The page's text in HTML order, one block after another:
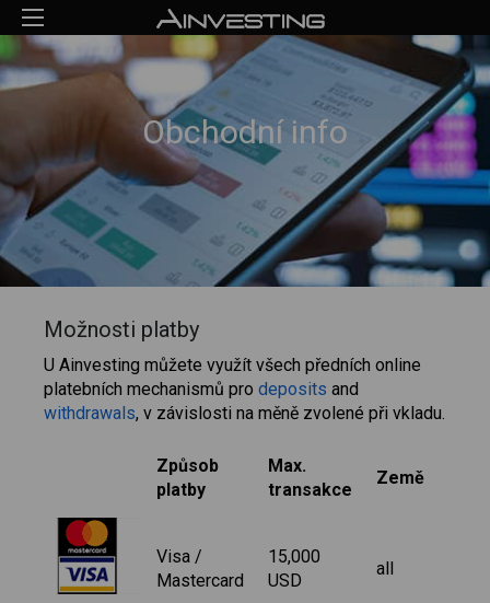
Obchodní info
Možnosti platby
U Ainvesting můžete využít všech předních online
platebních mechanismů pro deposits and
withdrawals, v závislosti na měně zvolené při vkladu.
Způsob
platby
Max.
transakce
Země
Visa /
Mastercard
15,000
USD
all